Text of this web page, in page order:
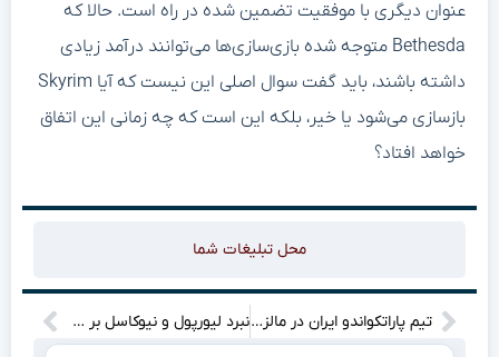
عنوان دیگری با موفقیت تضمین شده در راه است. حالا که
Bethesda متوجه شده بازی‌سازی‌ها می‌توانند درآمد زیادی
داشته باشند، باید گفت سوال اصلی این نیست که آیا Skyrim
بازسازی می‌شود یا خیر، بلکه این است که چه زمانی این اتفاق
خواهد افتاد؟
محل تبلیغات شما
تیم پاراتکواندو ایران در مالزی: فتح سکوهای آسیا در راه است! نبرد لیورپول و نیوکاسل بر سر ایکیتیکه؛ ستاره جوان کدام تیم را انتخاب می‌کند؟